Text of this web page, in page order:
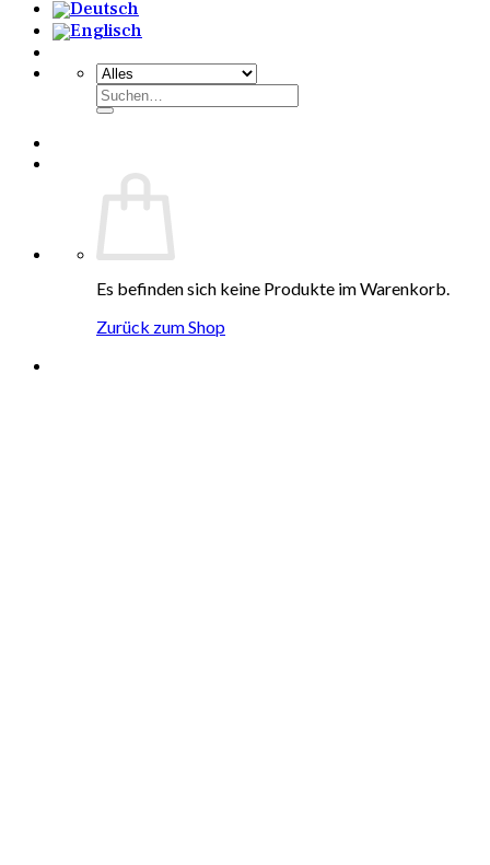
Suchen
nach:
Es befinden sich keine Produkte im Warenkorb.
Zurück zum Shop